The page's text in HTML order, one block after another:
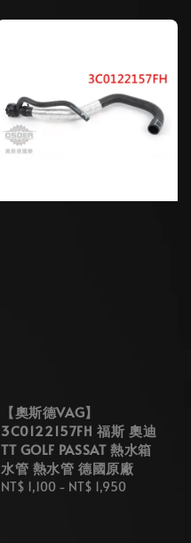
【奧斯德VAG】
3C0122157FH 福斯 奧迪
TT GOLF PASSAT 熱水箱
水管 熱水管 德國原廠
Regular
NT$ 1,100 - NT$ 1,950